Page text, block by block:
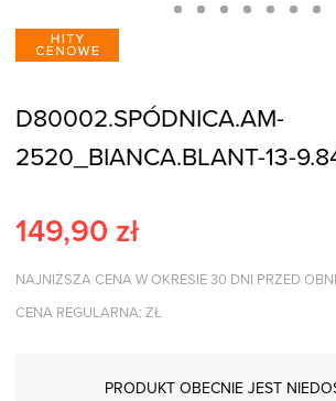
D80002.SPÓDNICA.AM-
2520_BIANCA.BLANT-13-
149,90 zł
NAJNIŻSZA CENA W OKRESIE 30 DNI PRZED
CENA REGULARNA: ZŁ
PRODUKT OBECNIE JEST